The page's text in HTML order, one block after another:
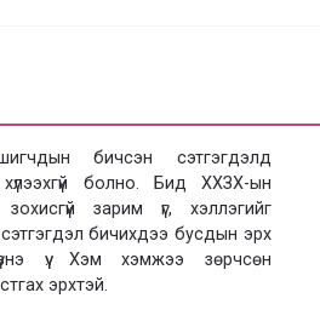
бичсэн сэтгэгдэлд
болно. Бид ХХЗХ-ын
зарим үг, хэллэгийг
бичихдээ бусдын эрх
үү. Хэм хэмжээ зөрчсөн
эрхтэй.